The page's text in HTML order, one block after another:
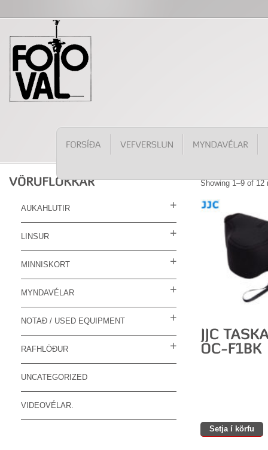
Showing 1–9 of 12
Setja í körfu
AUKAHLUTIR
LINSUR
MINNISKORT
MYNDAVÉLAR
NOTAÐ / USED EQUIPMENT
RAFHLÖÐUR
UNCATEGORIZED
VIDEOVÉLAR.